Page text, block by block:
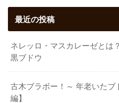
最近の投稿
ネレッロ・マスカレーゼとは
黒ブドウ
古木ブラボー！～ 年老いた
編】